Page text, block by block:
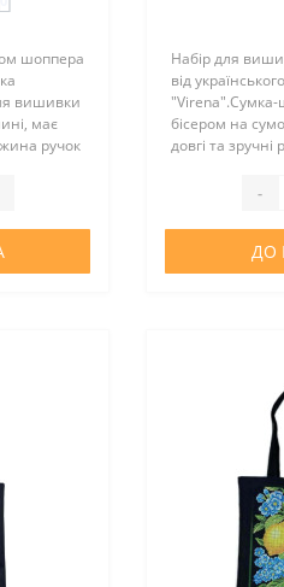
шоппера
вишивки
має
ручок
зі
Набір для
від
бісером на
довгі та
не потребує-
ДО